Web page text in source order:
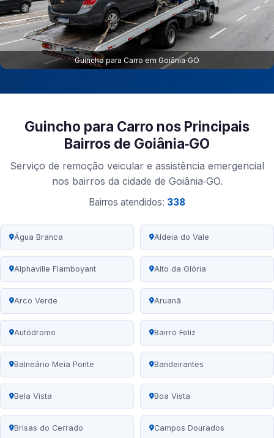
Guincho para Carro em Goiânia‑GO
Guincho para Carro nos Principais
Bairros de Goiânia‑GO
Serviço de remoção veicular e assistência emergencial
nos bairros da cidade de Goiânia‑GO.
Bairros atendidos: 338
Água Branca Aldeia do Vale
Alphaville Flamboyant Alto da Glória
Arco Verde Aruanã
Autódromo Bairro Feliz
Balneário Meia Ponte Bandeirantes
Bela Vista Boa Vista
Brisas do Cerrado Campos Dourados